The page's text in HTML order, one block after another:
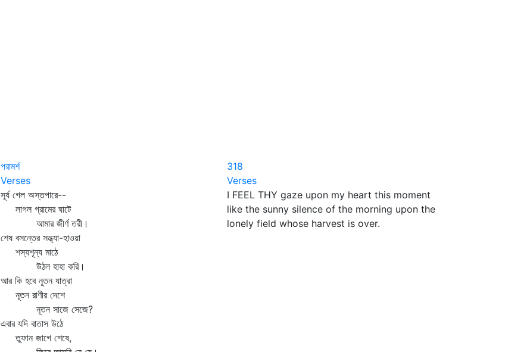
পরামর্শ
Verses
সূর্য গেল অস্তপারে--
লাগল গ্রামের ঘাটে
আমার জীর্ণ তরী।
শেষ বসন্তের সন্ধ্যা-হাওয়া
শস্যশূন্য মাঠে
উঠল হাহা করি।
আর কি হবে নূতন যাত্রা
নূতন রাণীর দেশে
নূতন সাজে সেজে?
এবার যদি বাতাস উঠে
তুফান জাগে শেষে,
318
Verses
I FEEL THY gaze upon my heart this moment
like the sunny silence of the morning upon the
lonely field whose harvest is over.